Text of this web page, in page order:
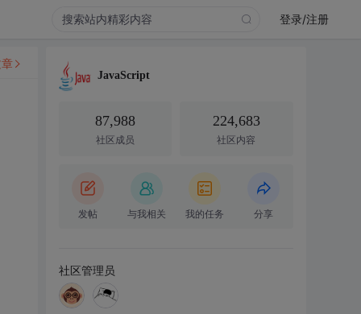
登录/注册
JavaScript
87,988
社区成员
224,683
社区内容
发帖 与我相关 我的任务 分享
社区管理员